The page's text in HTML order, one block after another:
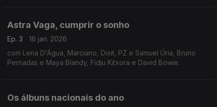
Astra Vaga, cumprir o sonho
Ep. 3
16 jan. 2026
com Lena D'Água, Marciano, Dixit, PZ e Samuel Úria, Bruno
Pernadas e Maya Blandy, Fidju Kitxora e David Bowie.
Os álbuns nacionais do ano